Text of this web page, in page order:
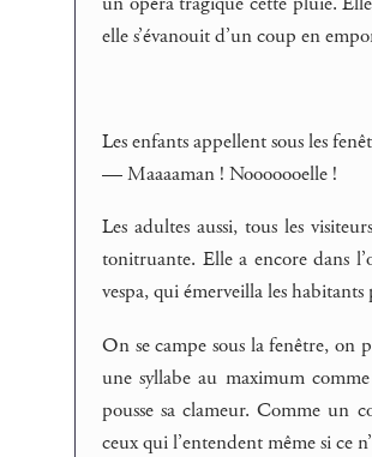
elle s’évanouit d’un coup en
Les enfants appellent sous les
— Maaaaman ! Nooooooelle !
Les adultes aussi, tous les
tonitruante. Elle a encore dans
vespa, qui émerveilla les
On se campe sous la fenêtre,
une syllabe au maximum
pousse sa clameur. Comme un
ceux qui l’entendent même si ce